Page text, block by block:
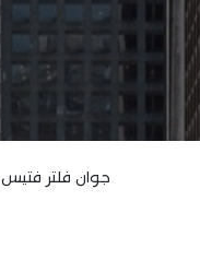
جوان فلتر فتيس